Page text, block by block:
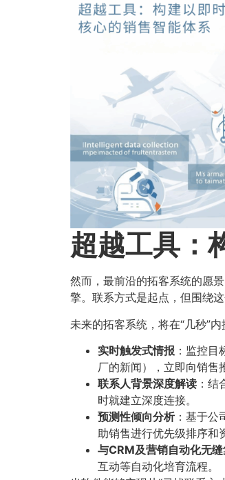
超越工具：
然而，最前沿的拓客系统的愿
擎。联系方式是起点，但围绕
未来的拓客系统，将在“几秒”
实时触发式情报 ：监控
厂的新闻），立即向销售
联系人背景深度解读 ：
时就建立深度连接。
预测性倾向分析：基于公
助销售进行优先级排序和
与CRM及营销自动化无
互动等自动化培育流程。